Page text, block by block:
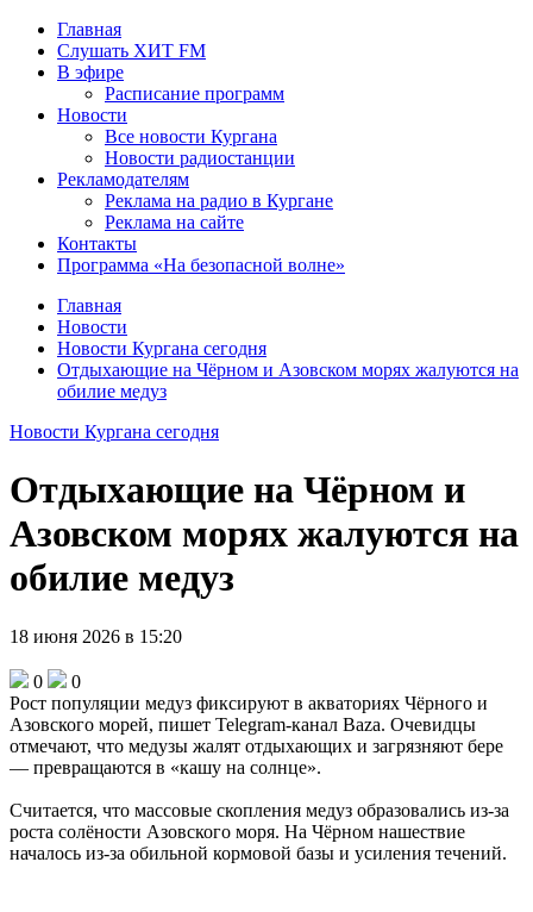
Главная
Слушать ХИТ FM
В эфире
Расписание программ
Новости
Все новости Кургана
Новости радиостанции
Рекламодателям
Реклама на радио в Кургане
Реклама на сайте
Контакты
Программа «На безопасной волне»
Главная
Новости
Новости Кургана сегодня
Отдыхающие на Чёрном и Азовском морях жалуются на
обилие медуз
Новости Кургана сегодня
Отдыхающие на Чёрном и
Азовском морях жалуются на
обилие медуз
18 июня 2026 в 15:20
0
0
Рост популяции медуз фиксируют в акваториях Чёрного и
Азовского морей, пишет Telegram-канал Baza. Очевидцы
отмечают, что медузы жалят отдыхающих и загрязняют бере
— превращаются в «кашу на солнце».
Считается, что массовые скопления медуз образовались из-за
роста солёности Азовского моря. На Чёрном нашествие
началось из-за обильной кормовой базы и усиления течений.